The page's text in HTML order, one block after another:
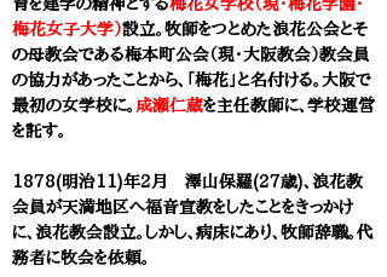
育を建学の精神とする梅花女学校（現・梅花学園・
梅花女子大学）設立。牧師をつとめた浪花公会とそ
の母教会である梅本町公会（現・大阪教会）教会員
の協力があったことから、「梅花」と名付ける。大阪で
最初の女学校に。 成瀬仁蔵を主任教師に、学校運営
を託す。
1878(明治11)年2月 澤山保羅(27歳)、浪花教
会員が天満地区へ福音宣教をしたことをきっかけ
に、浪花教会設立。しかし、病床にあり、牧師辞職。代
務者に牧会を依頼。